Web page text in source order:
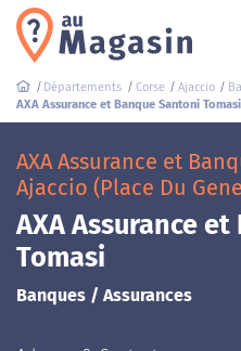
Départements Corse Ajaccio
AXA Assurance et Banque Santoni Tomasi
AXA Assurance et
Ajaccio (Place Du
AXA Assurance
Tomasi
Banques / Assurances